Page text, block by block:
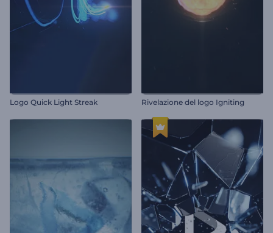
Logo Quick Light Streak Rivelazione del logo Igniting